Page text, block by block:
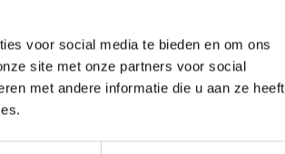
voor social media te bieden en om ons
site met onze partners voor social
met andere informatie die u aan ze heeft
+31 (0)493 440810